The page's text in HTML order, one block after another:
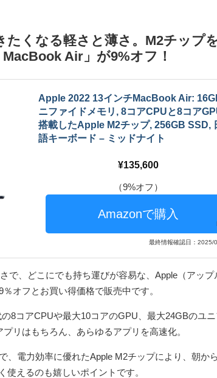
たくなる軽さと薄さ。M2チップ
Air」が9%オフ！
Apple 2022 13インチMacBook Air:
ニファイドメモリ, 8コアCPUと8コア
搭載したApple M2チップ, 256GB SSD,
語キーボード – ミッドナイト
135,600
（9%オフ）
最終情報確認日：2025/
で、どこにでも持ち運びが容易な、Apple（アップ
％オフとお買い得価格で販売中です。
8コアCPUや最大10コアのGPU、最大24GBのユニ
リはもちろん、あらゆるアプリを高速化。
、電力効率に優れたApple M2チップにより、朝か
えるのも嬉しいポイントです。